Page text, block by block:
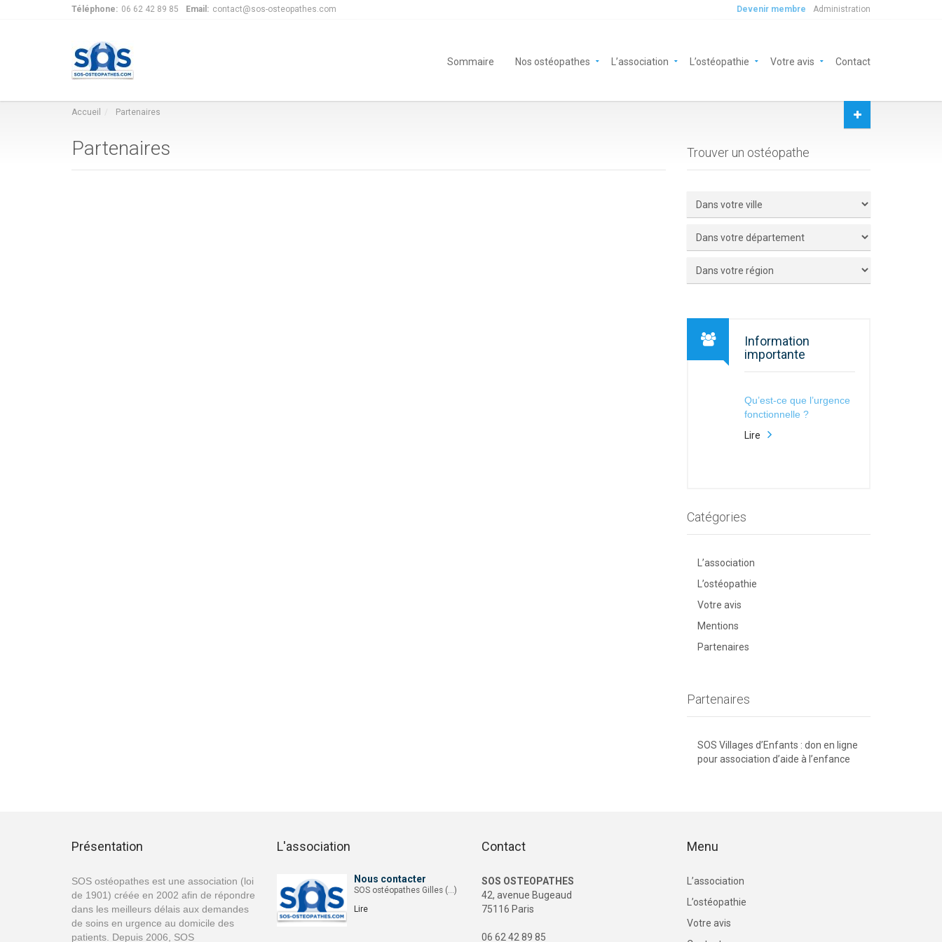
Téléphone: 06 62 42 89 85 Email: contact@sos-osteopathes.com Devenir membre Administration
Sommaire Nos ostéopathes L’association L’ostéopathie Votre avis Contact
Accueil Partenaires
Partenaires Trouver un ostéopathe
Information
importante
Qu’est-ce que l’urgence
fonctionnelle ?
Lire
Catégories
L’association
L’ostéopathie
Votre avis
Mentions
Partenaires
Partenaires
SOS Villages d’Enfants : don en ligne
pour association d’aide à l’enfance
Présentation
SOS ostéopathes est une association (loi
de 1901) créée en 2002 afin de répondre
dans les meilleurs délais aux demandes
de soins en urgence au domicile des
patients. Depuis 2006, SOS
L'association
Nous contacter
SOS ostéopathes Gilles (…)
Lire
Contact
SOS OSTEOPATHES
42, avenue Bugeaud
75116 Paris
06 62 42 89 85
Menu
L’association
L’ostéopathie
Votre avis